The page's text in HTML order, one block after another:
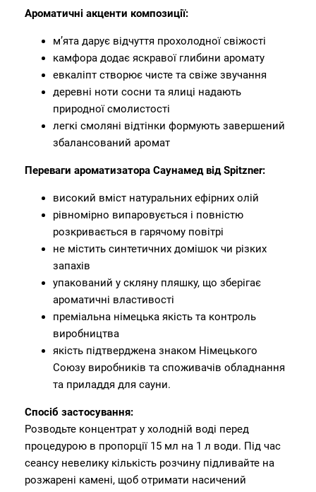
Ароматичні акценти композиції:
м’ята дарує відчуття прохолодної свіжості
камфора додає яскравої глибини аромату
евкаліпт створює чисте та свіже звучання
деревні ноти сосни та ялиці надають
природної смолистості
легкі смоляні відтінки формують завершений
збалансований аромат
Переваги ароматизатора Саунамед від Spitzner:
високий вміст натуральних ефірних олій
рівномірно випаровується і повністю
розкривається в гарячому повітрі
не містить синтетичних домішок чи різких
запахів
упакований у скляну пляшку, що зберігає
ароматичні властивості
преміальна німецька якість та контроль
виробництва
якість підтверджена знаком Німецького
Союзу виробників та споживачів обладнання
та приладдя для сауни.
Спосіб застосування:
Розводьте концентрат у холодній воді перед
процедурою в пропорції 15 мл на 1 л води. Під час
сеансу невелику кількість розчину підливайте на
розжарені камені, щоб отримати насичений